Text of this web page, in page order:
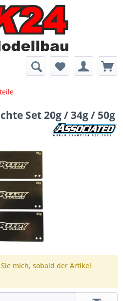
Set 20g / 34g / 50g
mich, sobald der Artikel